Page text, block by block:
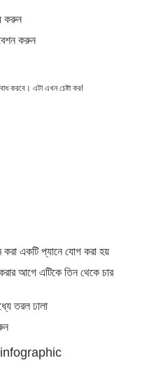
করুন
করুন
করবে। এটা এখন চেষ্টা কর!
একটি প্যানে যোগ করা হয়
আগে এটিকে তিন থেকে চার
তরল ঢালা